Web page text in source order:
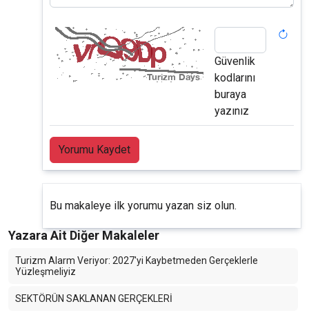
Güvenlik
kodlarını
buraya
yazınız
Yorumu Kaydet
Bu makaleye ilk yorumu yazan siz olun.
Yazara Ait Diğer Makaleler
Turizm Alarm Veriyor: 2027'yi Kaybetmeden Gerçeklerle
Yüzleşmeliyiz
SEKTÖRÜN SAKLANAN GERÇEKLERİ